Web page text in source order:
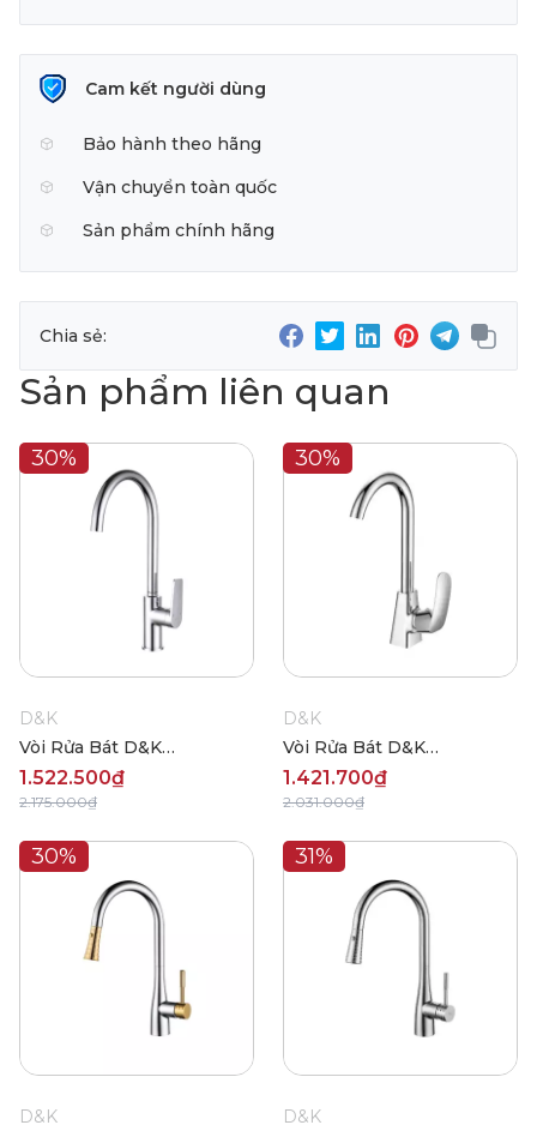
Cam kết người dùng
Bảo hành theo hãng
Vận chuyển toàn quốc
Sản phẩm chính hãng
Chia sẻ:
Sản phẩm liên quan
30%
D&K
Vòi Rửa Bát D&K
DK1522401-W
1.522.500₫
2.175.000₫
30%
D&K
Vòi Rửa Bát D&K
DK15324A73-W
1.421.700₫
2.031.000₫
30%
D&K
31%
D&K